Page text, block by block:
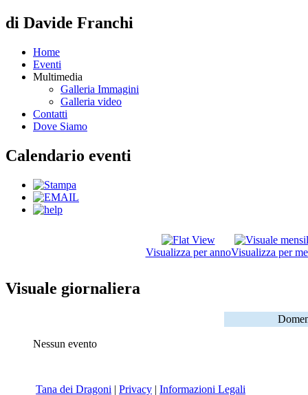
di Davide Franchi
Home
Eventi
Multimedia
Galleria Immagini
Galleria video
Contatti
Dove Siamo
Calendario eventi
Visualizza per annoVisualizza per
Visuale giornaliera
Nessun evento
Tana dei Dragoni | Privacy | Informazioni Legali